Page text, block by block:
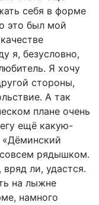
себя в форме
это был мой
я, безусловно,
Я хочу
стороны,
А так
плане очень
ещё какую-
«Дёминский
рядышком.
ли, удастся.
на лыжне
намного